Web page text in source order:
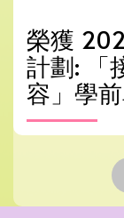
榮獲
計劃: 「
容」學